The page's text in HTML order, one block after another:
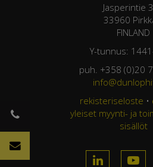
Jasperintie
33960
FINLAND
Y-tunnus:
puh. +358 (0)20
rekisteriseloste •
yleiset myynti- ja
sisällöt